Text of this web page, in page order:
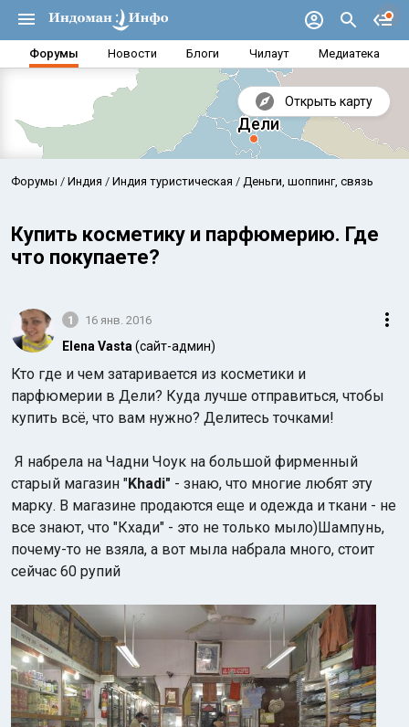
Форумы Новости Блоги Чилаут Медиатека
Открыть карту
Аравийское море
Индийский океан
Форумы Индия Индия туристическая Деньги, шоппинг, связь
Купить косметику и парфюмерию. Где
что покупаете?
1 16 янв. 2016
Elena Vasta (сайт-админ)
Кто где и чем затаривается из косметики и
парфюмерии в Дели? Куда лучше отправиться, чтобы
купить всё, что вам нужно? Делитесь точками!
Я набрела на Чадни Чоук на большой фирменный
старый магазин "Khadi" - знаю, что многие любят эту
марку. В магазине продаются еще и одежда и ткани - не
все знают, что "Кхади" - это не только мыло)Шампунь,
почему-то не взяла, а вот мыла набрала много, стоит
сейчас 60 рупий